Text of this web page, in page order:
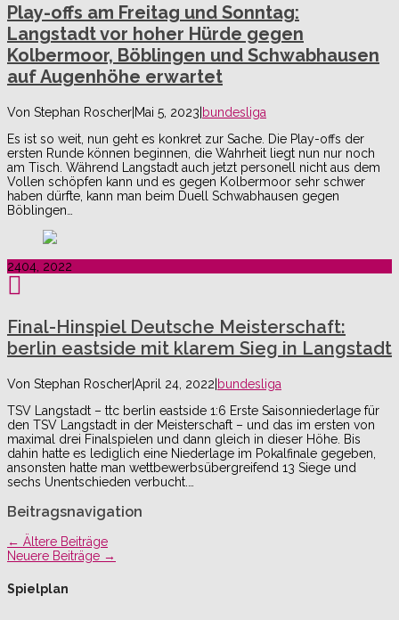
Play-offs am Freitag und Sonntag:
Langstadt vor hoher Hürde gegen
Kolbermoor, Böblingen und Schwabhausen
auf Augenhöhe erwartet
Von Stephan Roscher Mai 5, 2023 bundesliga
Es ist so weit, nun geht es konkret zur Sache. Die Play-offs der
ersten Runde können beginnen, die Wahrheit liegt nun nur noch
am Tisch. Während Langstadt auch jetzt personell nicht aus dem
Vollen schöpfen kann und es gegen Kolbermoor sehr schwer
haben dürfte, kann man beim Duell Schwabhausen gegen
Böblingen…
2404, 2022
Final-Hinspiel Deutsche Meisterschaft:
berlin eastside mit klarem Sieg in Langstadt
Von Stephan RoscherApril 24, 2022 bundesliga
TSV Langstadt – ttc berlin eastside 1:6 Erste Saisonniederlage für
den TSV Langstadt in der Meisterschaft – und das im ersten von
maximal drei Finalspielen und dann gleich in dieser Höhe. Bis
dahin hatte es lediglich eine Niederlage im Pokalfinale gegeben,
ansonsten hatte man wettbewerbsübergreifend 13 Siege und
sechs Unentschieden verbucht.…
Beitragsnavigation
← Ältere Beiträge
Neuere Beiträge →
Spielplan